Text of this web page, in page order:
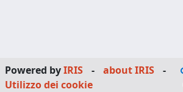
Powered byIRIS - about IRIS
-
Utilizzo dei cookie